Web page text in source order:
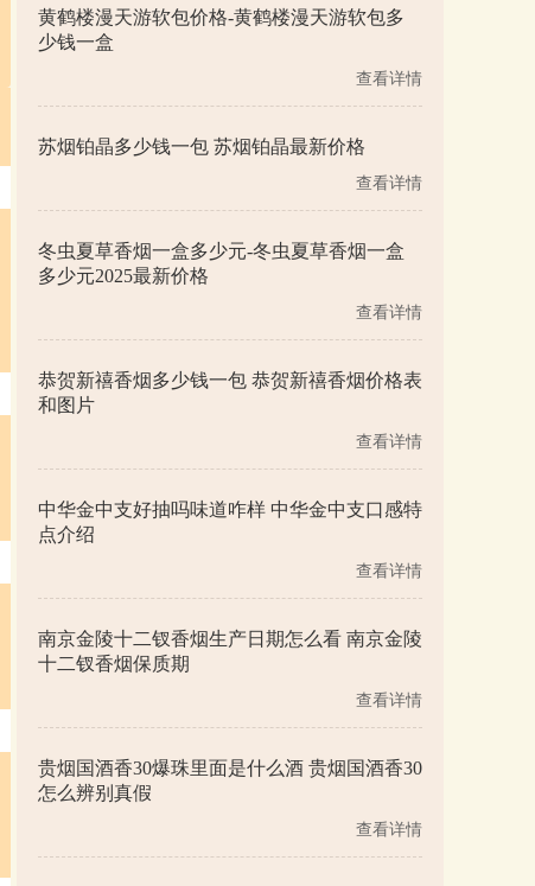
黄鹤楼漫天游软包价格-黄鹤楼漫天游软包多
少钱一盒
查看详情
苏烟铂晶多少钱一包 苏烟铂晶最新价格
查看详情
冬虫夏草香烟一盒多少元-冬虫夏草香烟一盒
多少元2025最新价格
查看详情
恭贺新禧香烟多少钱一包 恭贺新禧香烟价格表
和图片
查看详情
中华金中支好抽吗味道咋样 中华金中支口感特
点介绍
查看详情
南京金陵十二钗香烟生产日期怎么看 南京金陵
十二钗香烟保质期
查看详情
贵烟国酒香30爆珠里面是什么酒 贵烟国酒香30
怎么辨别真假
查看详情